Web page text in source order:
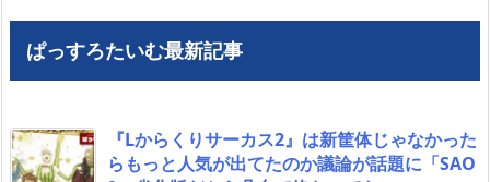
ぱっすろたいむ最新記事
『Lからくりサーカス2』は新筐体じゃなかった
らもっと人気が出てたのか議論が話題に「SAO